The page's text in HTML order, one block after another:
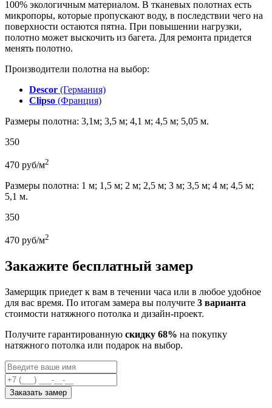
100% экологичным материалом. В тканевых полотнах есть
микропоры, которые пропускают воду, в последствии чего на
поверхности остаются пятна. При повышении нагрузки,
полотно может выскочить из багета. Для ремонта придется
менять полотно.
Производители полотна на выбор:
Descor (Германия)
Clipso (Франция)
Размеры полотна: 3,1м; 3,5 м; 4,1 м; 4,5 м; 5,05 м.
350
470 руб/м2
Размеры полотна: 1 м; 1,5 м; 2 м; 2,5 м; 3 м; 3,5 м; 4 м; 4,5 м;
5,1 м.
350
470 руб/м2
Закажите бесплатный замер
Замерщик приедет к вам в течении часа или в любое удобное
для вас время. По итогам замера вы получите 3 варианта
стоимости натяжного потолка и дизайн-проект.
Получите гарантированную скидку 68% на покупку
натяжного потолка или подарок на выбор.
Заказать замер